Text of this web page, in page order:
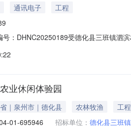
通讯电子
工程
号：DHNC20250189受德化县三班镇泗
：德化县三班镇三班村茶具城大道82
业休闲体验园
｜泉州市｜德化县 农林牧渔
工程
01-695946 招标单位： 德化县三班